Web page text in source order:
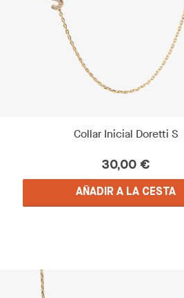
Collar Inicial Doretti S
30,00 €
AÑADIR A LA CESTA